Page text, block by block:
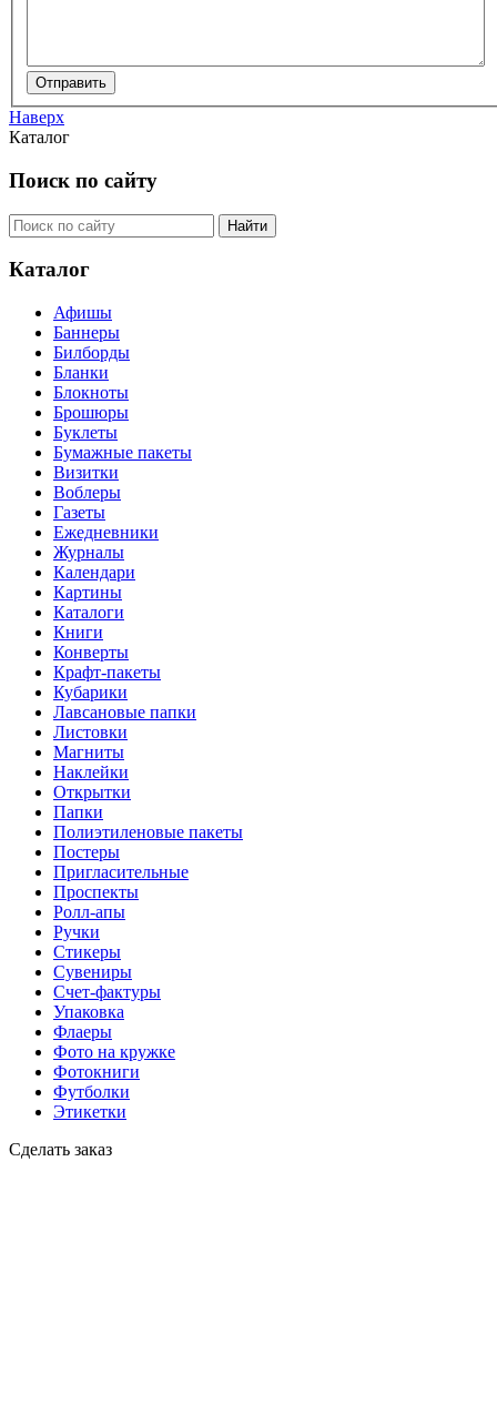
Наверх
Каталог
Поиск по сайту
Каталог
Афишы
Баннеры
Билборды
Бланки
Блокноты
Брошюры
Буклеты
Бумажные пакеты
Визитки
Воблеры
Газеты
Ежедневники
Журналы
Календари
Картины
Каталоги
Книги
Конверты
Крафт-пакеты
Кубарики
Лавсановые папки
Листовки
Магниты
Наклейки
Открытки
Папки
Полиэтиленовые пакеты
Постеры
Пригласительные
Проспекты
Ролл-апы
Ручки
Стикеры
Сувениры
Счет-фактуры
Упаковка
Флаеры
Фото на кружке
Фотокниги
Футболки
Этикетки
Сделать заказ